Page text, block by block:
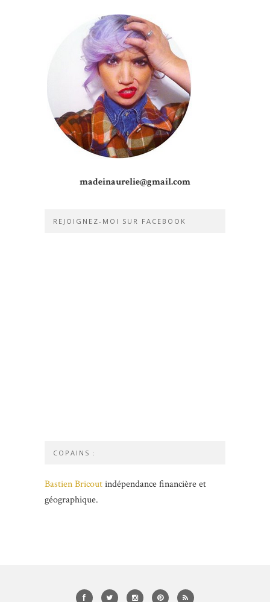
madeinaurelie@gmail.com
REJOIGNEZ-MOI SUR FACEBOOK
COPAINS :
Bastien Bricoutindépendance financière et
géographique.